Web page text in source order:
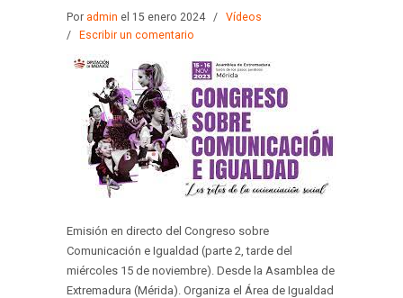
Por admin el 15 enero 2024 /
Vídeos
/
Escribir un comentario
Emisión en directo del Congreso sobre
Comunicación e Igualdad (parte 2, tarde del
miércoles 15 de noviembre). Desde la Asamblea de
Extremadura (Mérida). Organiza el Área de Igualdad